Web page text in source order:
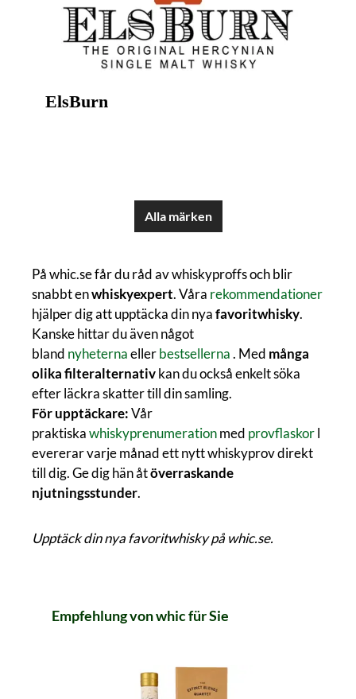
ElsBurn
Alla märken
På whic.se får du råd av whiskyproffs och blir
snabbt enwhiskyexpert. Våra rekommendationer
hjälper dig att upptäcka din nyafavoritwhisky.
Kanske hittar du även något
bland nyheternaellerbestsellerna. Med många
olika filteralternativkan du också enkelt söka
efter läckra skatter till din samling.
För upptäckare:Vår
praktiskawhiskyprenumerationmed provflaskorl
evererar varje månad ett nytt whiskyprov direkt
till dig. Ge dig hän åtöverraskande
njutningsstunder.
Upptäck din nya favoritwhisky på whic.se.
Hoppa över produktgalleriet
Empfehlung von whic für Sie